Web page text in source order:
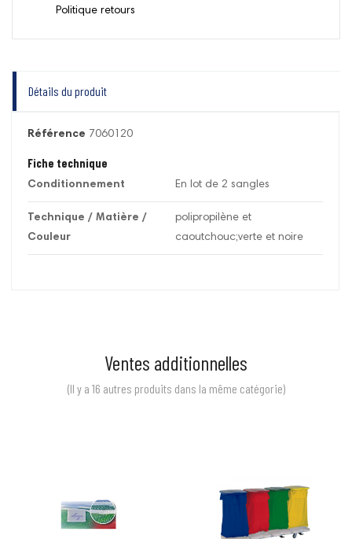
Politique retours
Détails du produit
Référence 7060120
Fiche technique
Conditionnement En lot de 2 sangles
Technique / Matière /
Couleur
polipropilène et
caoutchouc;verte et noire
Ventes additionnelles
(Il y a 16 autres produits dans la même catégorie)